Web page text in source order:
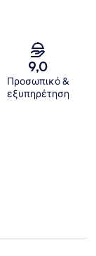
9,0
Προσωπικό &
εξυπηρέτηση